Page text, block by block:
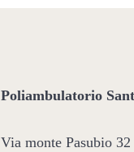
Poliambulatorio
Via monte Pasubio